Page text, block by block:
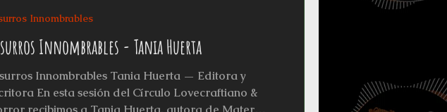
de Anthibitas
Relatos Relatos Ganadores Horresco Referens
Innombrables - Tania Huerta
Innombrables Tania Huerta — Editora y
En esta sesión del Círculo Lovecraftiano &
Innombrables